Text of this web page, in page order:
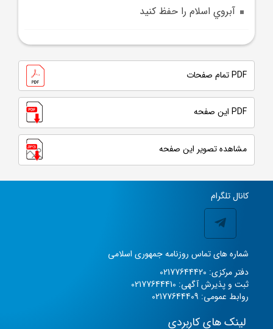
آبروي اسلام را حفظ کنيد
PDF تمام صفحات
PDF این صفحه
مشاهده تصویر این صفحه
کانال تلگرام
شماره های تماس روزنامه جمهوری اسلامی
دفتر مرکزی: 02177644420
ثبت و پذیرش آگهی: 02177644410
روابط عمومی: 02177644409
لینک های کاربردی